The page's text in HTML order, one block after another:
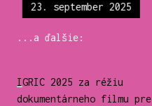
23. september 2025
...a ďalšie:
IGRIC 2025 za réžiu
dokumentárneho filmu pre